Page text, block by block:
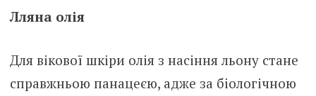
Лляна олія
Для вікової шкіри олія з насіння льону стане
справжньою панацеєю, адже за біологічною